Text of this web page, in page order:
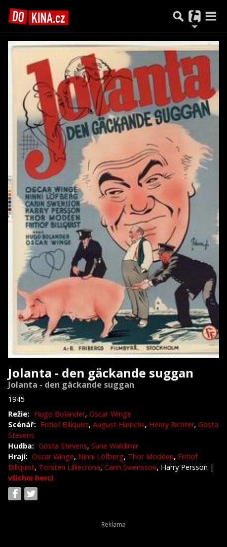
Jolanta - den gäckande suggan
Jolanta - den gäckande suggan
1945
Režie: Hugo Bolander, Oscar Winge
Scénář: Fritiof Billquist, August Hinrichs, Henry Richter, Gösta
Stevens
Hudba: Gösta Stevens, Sune Waldimir
Hrají: Oscar Winge, Ninni Löfberg, Thor Modéen, Fritiof
Billquist, Torsten Lilliecrona, Carin Swensson, Harry Persson |
všichni herci